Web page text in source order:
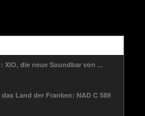
XIO, die neue Soundbar von ...
Land der Franken: NAD C 589